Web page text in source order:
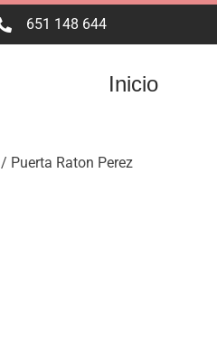
651 148 644
Inicio
/ Puerta Raton Perez